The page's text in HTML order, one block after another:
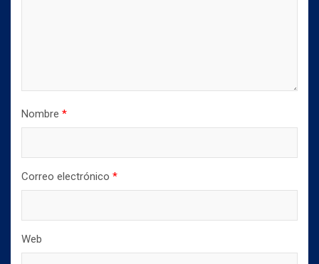
Nombre *
Correo electrónico *
Web